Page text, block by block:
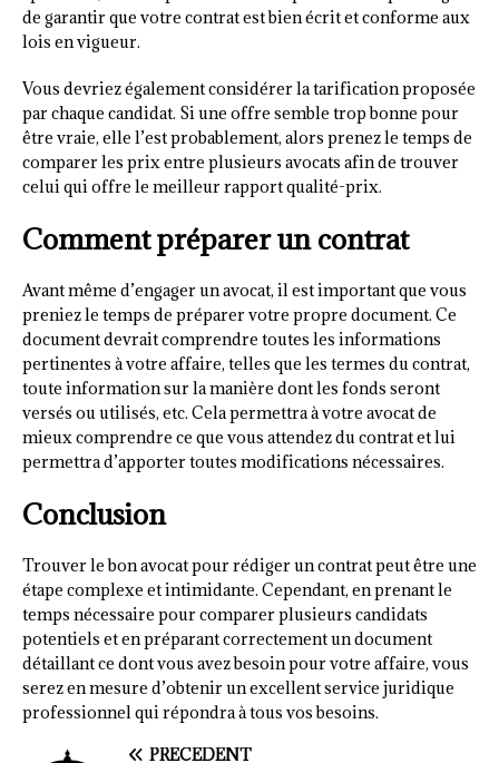
de garantir que votre contrat est bien écrit et conforme aux
lois en vigueur.
Vous devriez également considérer la tarification proposée
par chaque candidat. Si une offre semble trop bonne pour
être vraie, elle l’est probablement, alors prenez le temps de
comparer les prix entre plusieurs avocats afin de trouver
celui qui offre le meilleur rapport qualité-prix.
Comment préparer un contrat
Avant même d’engager un avocat, il est important que vous
preniez le temps de préparer votre propre document. Ce
document devrait comprendre toutes les informations
pertinentes à votre affaire, telles que les termes du contrat,
toute information sur la manière dont les fonds seront
versés ou utilisés, etc. Cela permettra à votre avocat de
mieux comprendre ce que vous attendez du contrat et lui
permettra d’apporter toutes modifications nécessaires.
Conclusion
Trouver le bon avocat pour rédiger un contrat peut être une
étape complexe et intimidante. Cependant, en prenant le
temps nécessaire pour comparer plusieurs candidats
potentiels et en préparant correctement un document
détaillant ce dont vous avez besoin pour votre affaire, vous
serez en mesure d’obtenir un excellent service juridique
professionnel qui répondra à tous vos besoins.
PRÉCÉDENT